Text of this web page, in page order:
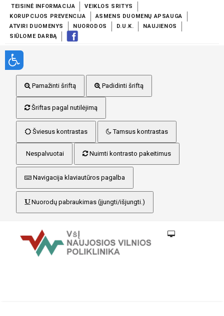
TEISINĖ INFORMACIJA
VEIKLOS SRITYS
KORUPCIJOS PREVENCIJA
ASMENS DUOMENŲ APSAUGA
ATVIRI DUOMENYS
NUORODOS D.U.K.
NAUJIENOS
SIŪLOME DARBĄ
Pamažinti šriftą Padidinti šriftą
Šriftas pagal nutilėjimą
Šviesus kontrastas Tamsus kontrastas
Nespalvuotai Nuimti kontrasto pakeitimus
Navigacija klaviautūros pagalba
Nuorodų pabraukimas (įjungti/išjungti.)